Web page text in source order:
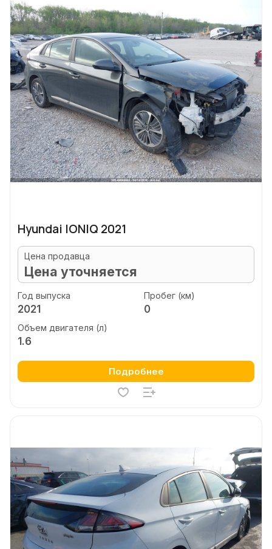
Hyundai IONIQ 2021
Цена продавца
Цена уточняется
Год выпуска
2021
Пробег (км)
0
Объем двигателя (л)
1.6
Подробнее